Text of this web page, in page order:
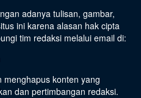
adanya tulisan, gambar,
ini karena alasan hak cipta
tim redaksi melalui email di:
menghapus konten yang
dan pertimbangan redaksi.